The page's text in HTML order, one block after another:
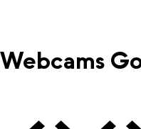
Webcams
Vorige Webcam
VolgendeVorige